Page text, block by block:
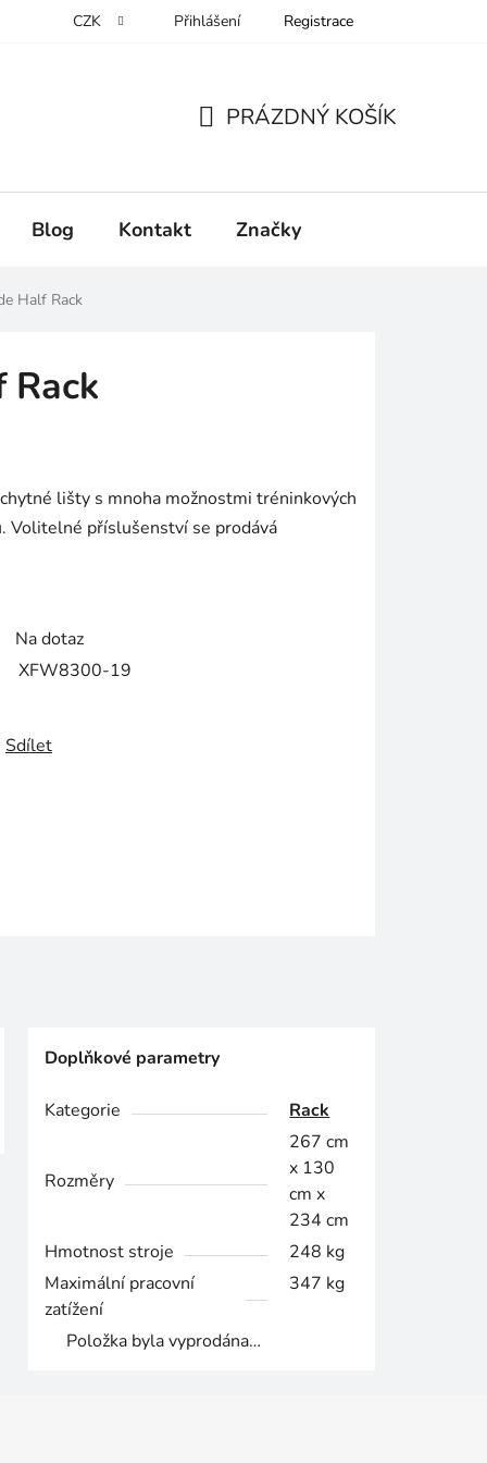
CZK Přihlášení Registrace
KOŠÍK
PRÁZDNÝ KOŠÍK
Blog Kontakt Značky
Half Rack
lišty s mnoha možnostmi tréninkových
Volitelné příslušenství se prodává
Na dotaz
XFW8300-19
Sdílet
Doplňkové parametry
Kategorie Rack
Rozměry
267 cm
x 130
cm x
234 cm
Hmotnost stroje
248 kg
Maximální pracovní
zatížení
347 kg
Položka byla vyprodána…